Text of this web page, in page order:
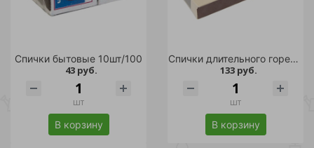
Спички бытовые 10шт/100
43 руб.
шт
В корзину
Спички длительного горения 60мм 10шт ROYALGRILL /24
133 руб.
шт
В корзину